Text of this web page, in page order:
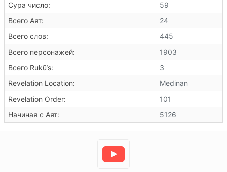
Сура число:
59
Всего Аят:
24
Всего слов:
445
Всего персонажей:
1903
Всего Rukūʿs:
3
Revelation Location:
Medinan
Revelation Order:
101
Начиная с Аят:
5126